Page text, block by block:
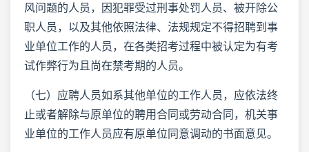
风问题的人员，因犯罪受过刑事处罚人员、被开除公
职人员，以及其他依照法律、法规规定不得招聘到事
业单位工作的人员，在各类招考过程中被认定为有考
试作弊行为且尚在禁考期的人员。
（七）应聘人员如系其他单位的工作人员，应依法终
止或者解除与原单位的聘用合同或劳动合同，机关事
业单位的工作人员应有原单位同意调动的书面意见。